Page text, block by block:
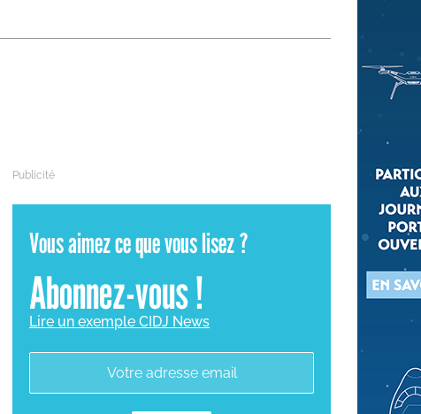
Ses démarches
Ses loisirs
Ses vacances
Vous aimez ce que vous lisez ?
Abonnez-vous !
Lire un exemple CIDJ News